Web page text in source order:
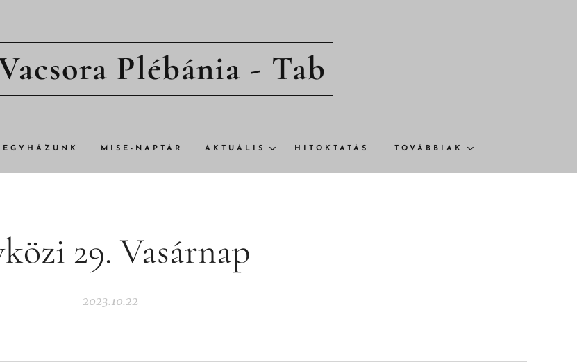
Plébánia - Tab
EGYHÁZUNK MISE-NAPTÁR AKTUÁLIS HITOKTATÁS TOVÁBBIAK
29. Vasárnap
2023.10.22